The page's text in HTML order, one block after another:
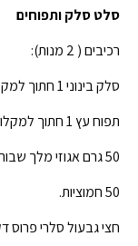
סלט סלק ותפוחים
רכיבים ( 2 מנות):
סלק בינוני 1 חתוך למקלות דקים.
תפוח עץ 1 חתוך למקלות דקים.
50 גרם אגוזי מלך שבורים.
50 חמוציות.
חצי גבעול סלרי פרוס